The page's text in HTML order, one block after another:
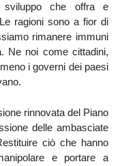
sviluppo che offra e
ragioni sono a fior di
rimanere immuni
Ne noi come cittadini,
i governi dei paesi
rinnovata del Piano
delle ambasciate
ciò che hanno
e portare a